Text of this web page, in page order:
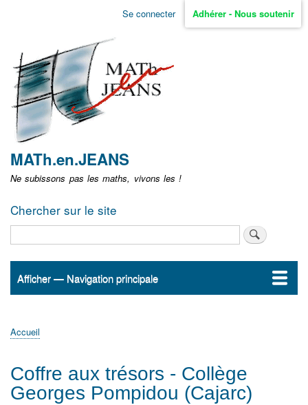
Aller
non
identifié
Se connecter Adhérer - Nous soutenir
MATh.en.JEANS
Ne subissons pas les maths, vivons les !
Chercher sur le site
Navigation
Afficher — Navigation principale
Accueil
ActualitésMATh.en.JEANS ?
Régions et Ateliers
Créer, gérer un atelier
Sujets/Publications
Congrès
d'Ariane
Accueil
Coffre aux trésors - Collège
Georges Pompidou (Cajarc)